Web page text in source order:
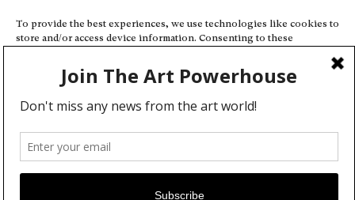
To provide the best experiences, we use technologies like cookies to
store and/or access device information. Consenting to these
or unique IDs on this site. Not consenting or withdrawing consent,
may adversely affect certain features and functions.
Deny
View preferences
Accueil
Événements
À propos
Partenaires
Contact
Conditions générales
Confidentialité et cookies
Communiquer votre événement